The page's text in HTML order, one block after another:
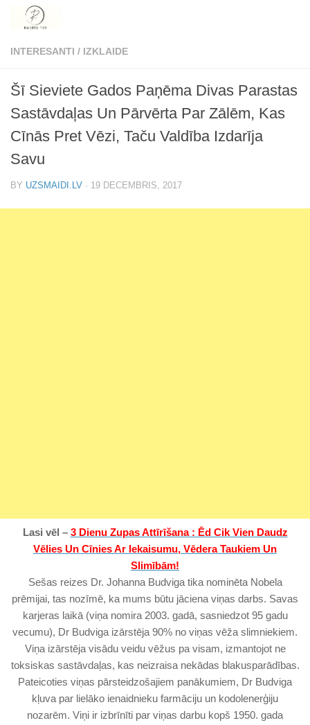
Skip to content
INTERESANTI / IZKLAIDE
Šī Sieviete Gados Paņēma Divas Parastas
Sastāvdaļas Un Pārvērta Par Zālēm, Kas
Cīnās Pret Vēzi, Taču Valdība Izdarīja
Savu
BY UZSMAIDI.LV · 19 DECEMBRIS, 2017
Lasi vēl – 3 Dienu Zupas Attīrīšana : Ēd Cik Vien Daudz
Vēlies Un Cīnies Ar Iekaisumu, Vēdera Taukiem Un
Slimībām!
Sešas reizes Dr. Johanna Budviga tika nominēta Nobela
prēmijai, tas nozīmē, ka mums būtu jāciena viņas darbs. Savas
karjeras laikā (viņa nomira 2003. gadā, sasniedzot 95 gadu
vecumu), Dr Budviga izārstēja 90% no viņas vēža slimniekiem.
Viņa izārstēja visādu veidu vēžus pa visam, izmantojot ne
toksiskas sastāvdaļas, kas neizraisa nekādas blakusparādības.
Pateicoties viņas pārsteidzošajiem panākumiem, Dr Budviga
kļuva par lielāko ienaidnieku farmāciju un kodolenerģiju
nozarēm. Viņi ir izbrīnīti par viņas darbu kopš 1950. gada